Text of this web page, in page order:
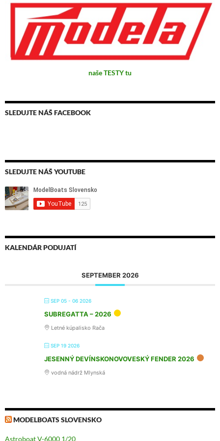
naše TESTY tu
SLEDUJTE NÁŠ FACEBOOK
SLEDUJTE NÁŠ YOUTUBE
KALENDÁR PODUJATÍ
SEPTEMBER 2026
SEP 05 - 06 2026
SUBREGATTA – 2026
Letné kúpalisko Rača
SEP 19 2026
JESENNÝ DEVÍNSKONOVOVESKÝ FENDER 2026
vodná nádrž Mlynská
MODELBOATS SLOVENSKO
Astroboat V-6000 1/20